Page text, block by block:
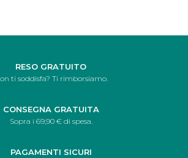
RESO GRATUITO
ti soddisfa? Ti rimborsiamo.
CONSEGNA GRATUITA
Sopra i 69,90 € di spesa.
PAGAMENTI SICURI